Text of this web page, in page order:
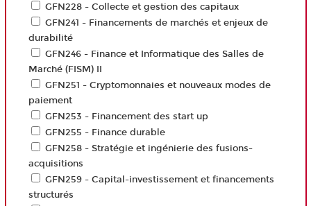
GFN228 - Collecte et gestion des capitaux
GFN241 - Financements de marchés et enjeux de
durabilité
GFN246 - Finance et Informatique des Salles de
Marché (FISM) II
GFN251 - Cryptomonnaies et nouveaux modes de
paiement
GFN253 - Financement des start up
GFN255 - Finance durable
GFN258 - Stratégie et ingénierie des fusions-
acquisitions
GFN259 - Capital-investissement et financements
structurés